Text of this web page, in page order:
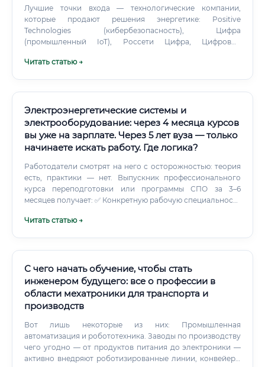
Лучшие точки входа — технологические компании,
которые продают решения энергетике: Positive
Technologies (кибербезопасность), Цифра
(промышленный IoT), Россети Цифра, Цифровые
цифровой энергетике — это не хайп и не мода.
Читать статью →
Электроэнергетические системы и
электрооборудование: через 4 месяца курсов
вы уже на зарплате. Через 5 лет вуза — только
начинаете искать работу. Где логика?
Работодатели смотрят на него с осторожностью: теория
есть, практики — нет. Выпускник профессионального
курса переподготовки или программы СПО за 3–6
месяцев получает: ✅ Конкретную рабочую специальность
электроустановок, оперативный персонал) ✅ Группу
это принципиально важно!
Читать статью →
С чего начать обучение, чтобы стать
инженером будущего: все о профессии в
области мехатроники для транспорта и
производств
Вот лишь некоторые из них: Промышленная
автоматизация и робототехника. Заводы по производству
чего угодно — от продуктов питания до электроники —
активно внедряют роботизированные линии, конвейеры